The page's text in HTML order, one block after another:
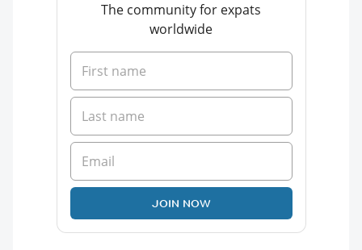
The community for expats
worldwide
JOIN NOW